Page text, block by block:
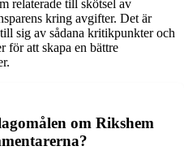
relaterade till skötsel av
kring avgifter. Det är
sig av sådana kritikpunkter och
för att skapa en bättre
om Rikshem